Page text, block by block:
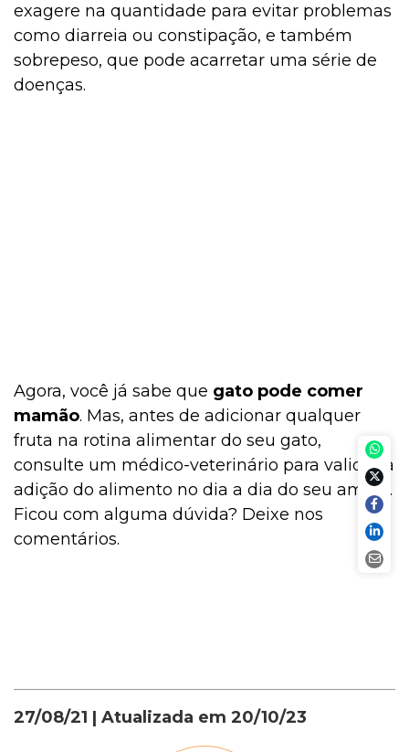
exagere na quantidade para evitar problemas
como diarreia ou constipação, e também
sobrepeso, que pode acarretar uma série de
doenças.
Agora, você já sabe que gato pode comer
mamão. Mas, antes de adicionar qualquer
fruta na rotina alimentar do seu gato,
consulte um médico-veterinário para validar a
adição do alimento no dia a dia do seu amigo.
Ficou com alguma dúvida? Deixe nos
comentários.
27/08/21 | Atualizada em 20/10/23